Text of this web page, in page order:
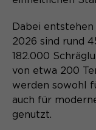
Anbieter
Laufzeit 1
Zweck
Dabei
2026 sind rund
182.000
von etwa 200
werden sowohl
auch für
genutzt.